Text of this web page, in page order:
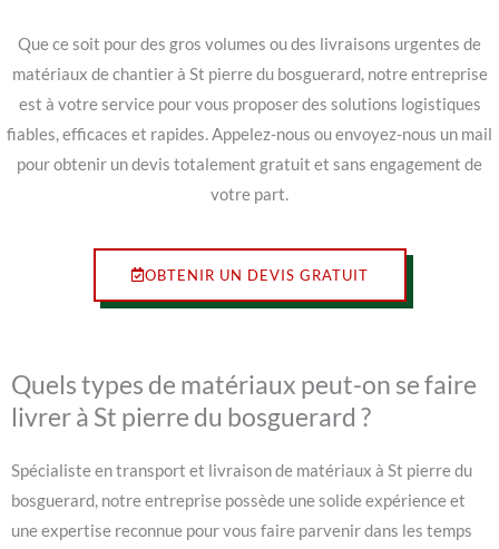
Que ce soit pour des gros volumes ou des livraisons urgentes de
matériaux de chantier à St pierre du bosguerard, notre entreprise
est à votre service pour vous proposer des solutions logistiques
fiables, efficaces et rapides. Appelez-nous ou envoyez-nous un mail
pour obtenir un devis totalement gratuit et sans engagement de
votre part.
OBTENIR UN DEVIS GRATUIT
Quels types de matériaux peut-on se faire
livrer à St pierre du bosguerard ?
Spécialiste en transport et livraison de matériaux à St pierre du
bosguerard, notre entreprise possède une solide expérience et
une expertise reconnue pour vous faire parvenir dans les temps